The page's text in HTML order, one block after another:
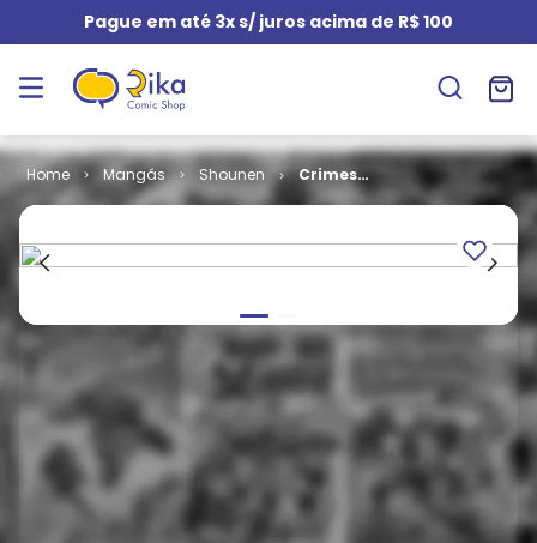
Pague em até 3x s/ juros acima de R$ 100
Mangás Shounen
Crimes
Perfeitos # 03